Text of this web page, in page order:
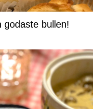
godaste bullen!